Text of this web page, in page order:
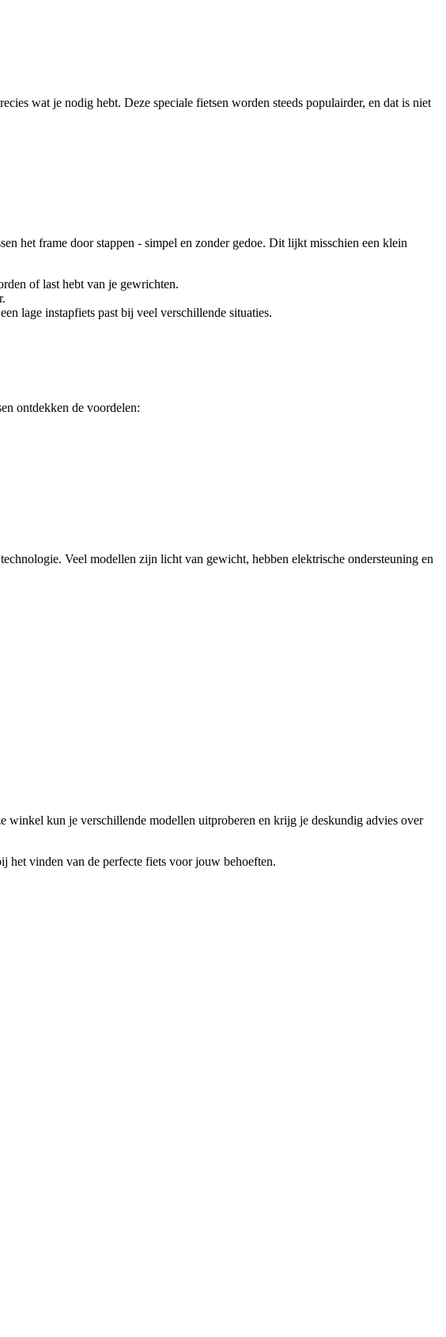
wat je nodig hebt. Deze speciale fietsen worden steeds populairder, en dat is niet
het frame door stappen - simpel en zonder gedoe. Dit lijkt misschien een klein
of last hebt van je gewrichten.
lage instapfiets past bij veel verschillende situaties.
ontdekken de voordelen:
Veel modellen zijn licht van gewicht, hebben elektrische ondersteuning en
winkel kun je verschillende modellen uitproberen en krijg je deskundig advies over
het vinden van de perfecte fiets voor jouw behoeften.